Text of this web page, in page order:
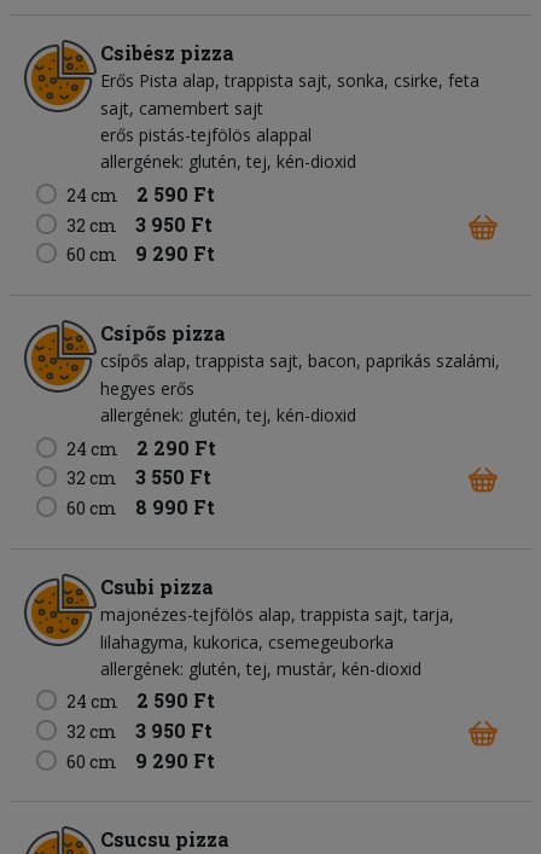
Csibész pizza
Erős Pista alap trappista sajt sonka csirke feta
sajt camembert sajt
erős pistás-tejfölös alappal
allergének: glutén, tej, kén-dioxid
24 cm
2 590 Ft
32 cm 3 950 Ft
60 cm 9 290 Ft
Csípős pizza
csípős alap trappista sajt bacon paprikás szalámi
hegyes erős
allergének: glutén, tej, kén-dioxid
24 cm
2 290 Ft
32 cm 3 550 Ft
60 cm 8 990 Ft
Csubi pizza
majonézes-tejfölös alap trappista sajt tarja
lilahagyma kukorica csemegeuborka
allergének: glutén, tej, mustár, kén-dioxid
24 cm
2 590 Ft
32 cm 3 950 Ft
60 cm 9 290 Ft
Csucsu pizza